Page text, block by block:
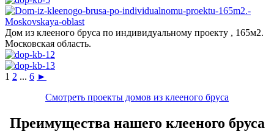
Дом из клееного бруса по индивидуальному проекту , 165м2.
Московская область.
1 2 ... 6 ►
Смотреть проекты домов из клееного бруса
Преимущества нашего клееного бруса